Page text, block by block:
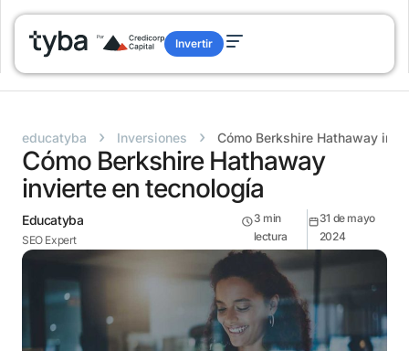
Invertir
educatyba › Inversiones › Cómo Berkshire Hathaway
Cómo Berkshire Hathaway
invierte en tecnología
Educatyba
SEO Expert
3 min
lectura
31 de mayo
2024